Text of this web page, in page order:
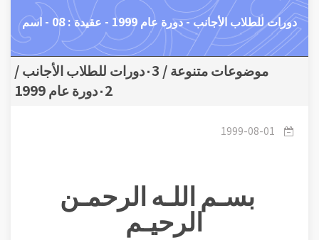
دورات للطلاب الأجانب - دورة عام 1999 - عقيدة : 08 - اسم
موضوعات متنوعة / ٠3دورات للطلاب الأجانب /
٠2دورة عام 1999
1999-08-01
بسـم اللـه الرحمـن
الرحيـم